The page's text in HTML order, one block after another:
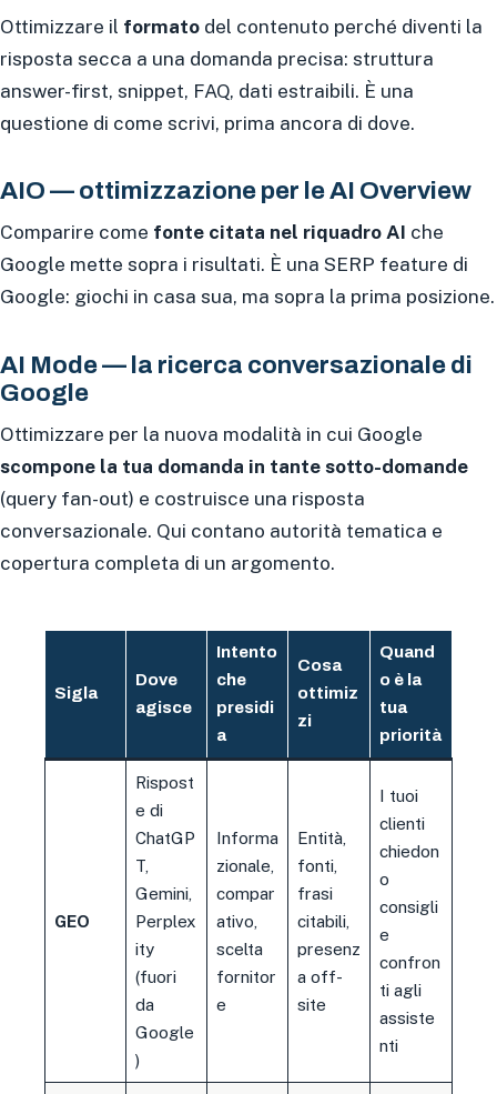
Ottimizzare il formato del contenuto perché diventi la
risposta secca a una domanda precisa: struttura
answer-first, snippet, FAQ, dati estraibili. È una
questione di come scrivi, prima ancora di dove.
AIO — ottimizzazione per le AI Overview
Comparire come fonte citata nel riquadro AI che
Google mette sopra i risultati. È una SERP feature di
Google: giochi in casa sua, ma sopra la prima posizione.
AI Mode — la ricerca conversazionale di
Google
Ottimizzare per la nuova modalità in cui Google
scompone la tua domanda in tante sotto-domande
(query fan-out) e costruisce una risposta
conversazionale. Qui contano autorità tematica e
copertura completa di un argomento.
Sigla
Dove
agisce
Intento
che
presidi
a
Cosa
ottimiz
zi
Quand
o è la
tua
priorità
GEO
Rispost
e di
ChatGP
T,
Gemini,
Perplex
ity
(fuori
da
Google
)
Informa
zionale,
compar
ativo,
scelta
fornitor
e
Entità,
fonti,
frasi
citabili,
presenz
a off-
site
I tuoi
clienti
chiedon
o
consigli
e
confron
ti agli
assiste
nti